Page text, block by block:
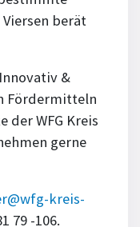
Viersen berät
&
Fördermitteln
WFG Kreis
gerne
kreis-
79 -106.